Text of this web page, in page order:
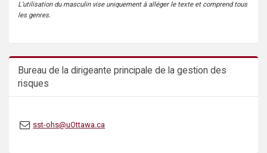
L’utilisation du masculin vise uniquement à alléger le texte et comprend tous
les genres.
Bureau de la dirigeante principale de la gestion des
risques
sst-ohs@uOttawa.ca